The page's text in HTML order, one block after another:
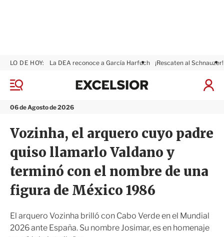
M
n
06 de Agosto de 2026
LO DE HOY: La DEA reconoce a García Harfuch ¡Rescaten al Schnauzer!
I
a
x
i
r
Vozinha, el arquero cuyo padre
quiso llamarlo Valdano y
terminó con el nombre de una
figura de México 1986
El arquero Vozinha brilló con Cabo Verde en el Mundial
2026 ante España. Su nombre Josimar, es en homenaje